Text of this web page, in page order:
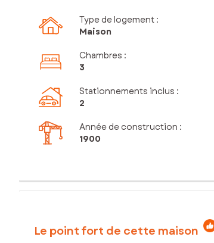
Type de logement :
Maison
Chambres :
3
Stationnements inclus :
2
Année de construction :
1900
Le point fort de cette maison